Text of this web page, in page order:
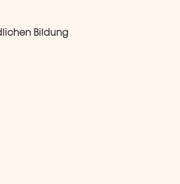
Bildung